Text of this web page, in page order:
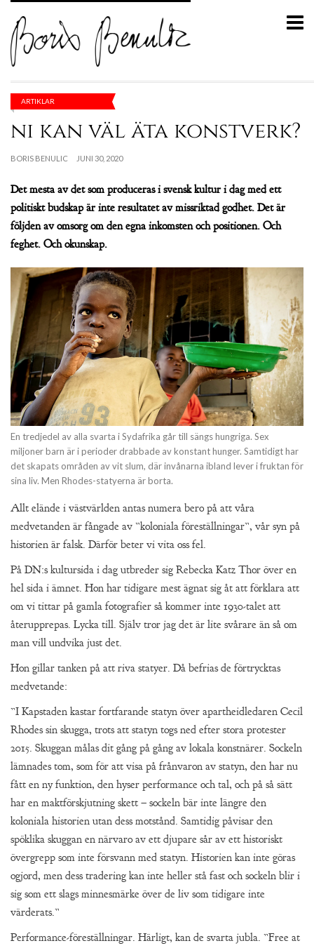
ARTIKLAR
ni kan väl äta konstverk?
BORIS BENULIC JUNI 30, 2020
Det mesta av det som produceras i svensk kultur i dag med ett
politiskt budskap är inte resultatet av missriktad godhet. Det är
följden av omsorg om den egna inkomsten och positionen. Och
feghet. Och okunskap.
En tredjedel av alla svarta i Sydafrika går till sängs hungriga. Sex
miljoner barn är i perioder drabbade av konstant hunger. Samtidigt har
det skapats områden av vit slum, där invånarna ibland lever i fruktan för
sina liv. Men Rhodes-statyerna är borta.
Allt elände i västvärlden antas numera bero på att våra
medvetanden är fångade av ”koloniala föreställningar”, vår syn på
historien är falsk. Därför beter vi vita oss fel.
På DN:s kultursida i dag utbreder sig Rebecka Katz Thor över en
hel sida i ämnet. Hon har tidigare mest ägnat sig åt att förklara att
om vi tittar på gamla fotografier så kommer inte 1930-talet att
återupprepas. Lycka till. Själv tror jag det är lite svårare än så om
man vill undvika just det.
Hon gillar tanken på att riva statyer. Då befrias de förtrycktas
medvetande:
”I Kapstaden kastar fortfarande statyn över apartheidledaren Cecil
Rhodes sin skugga, trots att statyn togs ned efter stora protester
2015. Skuggan målas dit gång på gång av lokala konstnärer. Sockeln
lämnades tom, som för att visa på frånvaron av statyn, den har nu
fått en ny funktion, den hyser performance och tal, och på så sätt
har en maktförskjutning skett – sockeln bär inte längre den
koloniala historien utan dess motstånd. Samtidig påvisar den
spöklika skuggan en närvaro av ett djupare sår av ett historiskt
övergrepp som inte försvann med statyn. Historien kan inte göras
ogjord, men dess tradering kan inte heller stå fast och sockeln blir i
sig som ett slags minnesmärke över de liv som tidigare inte
värderats.”
Performance-föreställningar. Härligt, kan de svarta jubla. ”Free at